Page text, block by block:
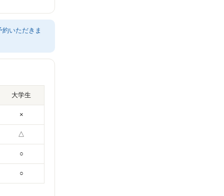
いただきま
大学生
×
△
○
○